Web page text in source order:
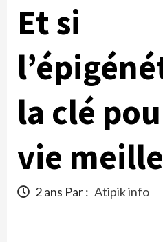
Et si
la clé
vie
2 ans Par : Atipik info